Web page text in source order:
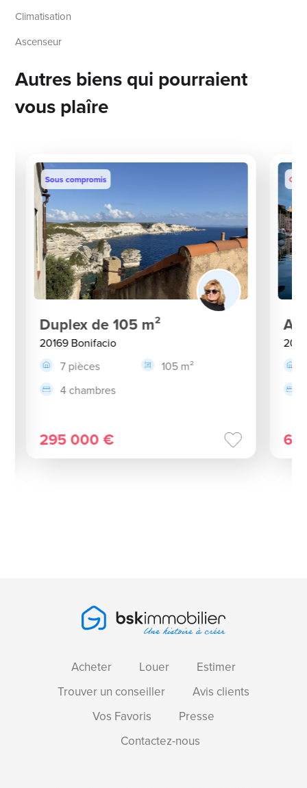
Climatisation
Ascenseur
Autres biens qui pourraient
vous plaîre
Sous compromis
Duplex de 105 m²
20169 Bonifacio
7 pièces
105 m²
4 chambres
295 000 €
Acheter Louer
Estimer
Trouver un conseiller
Avis clients
Vos Favoris
Presse
Contactez-nous